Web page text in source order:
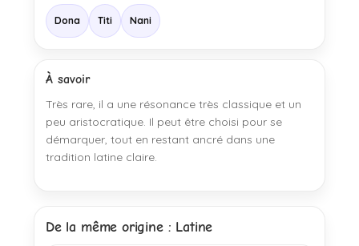
Dona Titi Nani
À savoir
Très rare, il a une résonance très classique et un
peu aristocratique. Il peut être choisi pour se
démarquer, tout en restant ancré dans une
tradition latine claire.
De la même origine : Latine